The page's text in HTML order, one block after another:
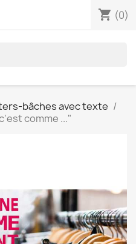
shopping_cart (0)
bâches avec texte
comme ..."